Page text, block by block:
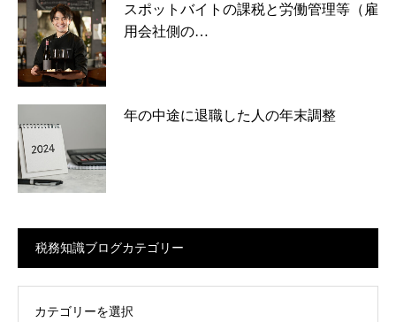
スポットバイトの課税と労働管理等（雇
用会社側の…
年の中途に退職した人の年末調整
税務知識ブログカテゴリー